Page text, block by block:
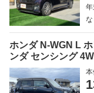
な
ホンダ N-WGN L
ンダ センシング